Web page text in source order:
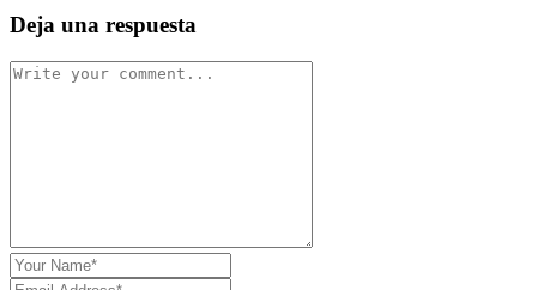
Deja una respuesta